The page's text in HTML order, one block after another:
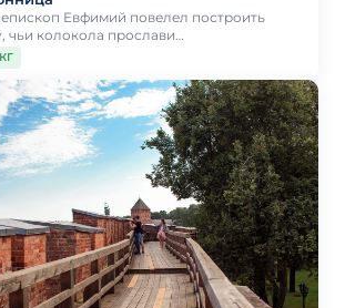
Евфимий повелел построить
чьи колокола прослави…